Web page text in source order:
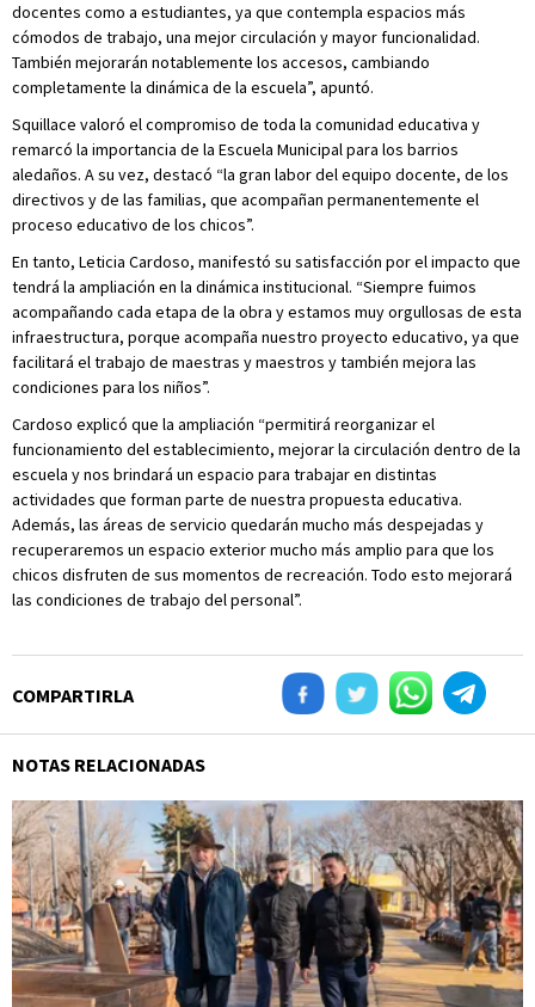
docentes como a estudiantes, ya que contempla espacios más
cómodos de trabajo, una mejor circulación y mayor funcionalidad.
También mejorarán notablemente los accesos, cambiando
completamente la dinámica de la escuela”, apuntó.
Squillace valoró el compromiso de toda la comunidad educativa y
remarcó la importancia de la Escuela Municipal para los barrios
aledaños. A su vez, destacó “la gran labor del equipo docente, de los
directivos y de las familias, que acompañan permanentemente el
proceso educativo de los chicos”.
En tanto, Leticia Cardoso, manifestó su satisfacción por el impacto que
tendrá la ampliación en la dinámica institucional. “Siempre fuimos
acompañando cada etapa de la obra y estamos muy orgullosas de esta
infraestructura, porque acompaña nuestro proyecto educativo, ya que
facilitará el trabajo de maestras y maestros y también mejora las
condiciones para los niños”.
Cardoso explicó que la ampliación “permitirá reorganizar el
funcionamiento del establecimiento, mejorar la circulación dentro de la
escuela y nos brindará un espacio para trabajar en distintas
actividades que forman parte de nuestra propuesta educativa.
Además, las áreas de servicio quedarán mucho más despejadas y
recuperaremos un espacio exterior mucho más amplio para que los
chicos disfruten de sus momentos de recreación. Todo esto mejorará
las condiciones de trabajo del personal”.
COMPARTIRLA
NOTAS RELACIONADAS